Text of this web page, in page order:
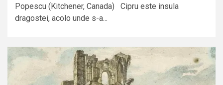
Popescu (Kitchener, Canada) Cipru este insula
dragostei, acolo unde s-a...